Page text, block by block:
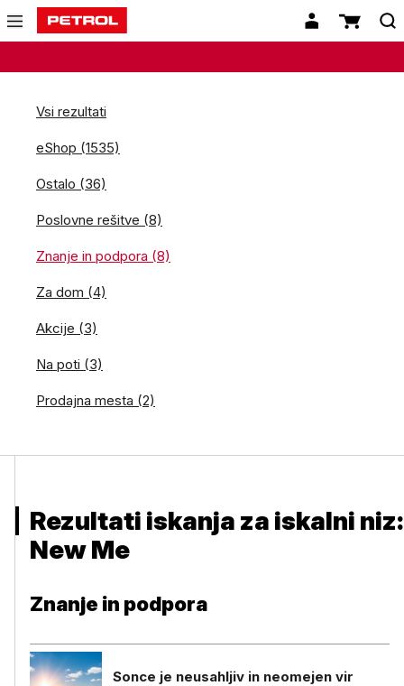
Vsi rezultati
eShop (1535)
Ostalo (36)
Poslovne rešitve (8)
Znanje in podpora (8)
Za dom (4)
Akcije (3)
Na poti (3)
Prodajna mesta (2)
Rezultati iskanja za iskalni niz:
New Me
Znanje in podpora
Sonce je neusahljiv in neomejen vir